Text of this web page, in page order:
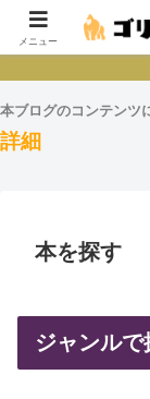
本ブログのコンテンツ
詳細
本を探す
ジャンルで
メニュー